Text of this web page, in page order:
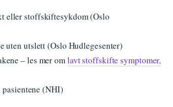
eller stoffskiftesykdom (Oslo
uten utslett (Oslo Hudlegesenter)
– les mer omlavt stoffskifte symptomer,
(NHI)